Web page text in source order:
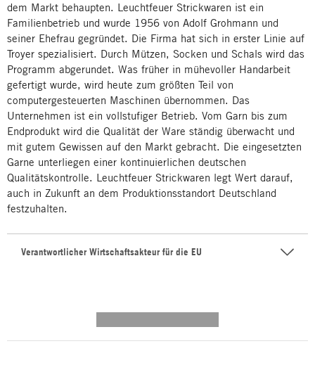
dem Markt behaupten. Leuchtfeuer Strickwaren ist ein
Familienbetrieb und wurde 1956 von Adolf Grohmann und
seiner Ehefrau gegründet. Die Firma hat sich in erster Linie auf
Troyer spezialisiert. Durch Mützen, Socken und Schals wird das
Programm abgerundet. Was früher in mühevoller Handarbeit
gefertigt wurde, wird heute zum größten Teil von
computergesteuerten Maschinen übernommen. Das
Unternehmen ist ein vollstufiger Betrieb. Vom Garn bis zum
Endprodukt wird die Qualität der Ware ständig überwacht und
mit gutem Gewissen auf den Markt gebracht. Die eingesetzten
Garne unterliegen einer kontinuierlichen deutschen
Qualitätskontrolle. Leuchtfeuer Strickwaren legt Wert darauf,
auch in Zukunft an dem Produktionsstandort Deutschland
festzuhalten.
Verantwortlicher Wirtschaftsakteur für die EU